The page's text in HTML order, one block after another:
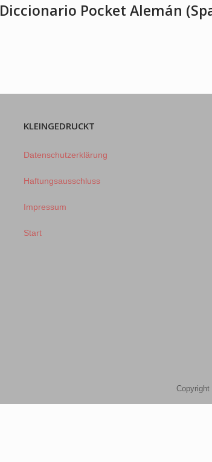
Diccionario Pocket Alemán
KLEINGEDRUCKT
Datenschutzerklärung
Haftungsausschluss
Impressum
Start